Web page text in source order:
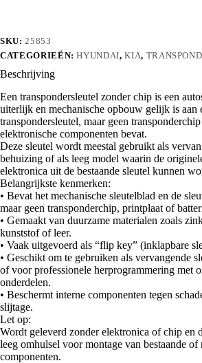
SKU:25853
CATEGORIEËN:HYUNDAI,KIA,
Beschrijving
Een transpondersleutel zonder chip is een
uiterlijk en mechanische opbouw gelijk is aan
transpondersleutel, maar geen
elektronische componenten bevat.
Deze sleutel wordt meestal gebruikt als
behuizing of als leeg model waarin de
elektronica uit de bestaande sleutel kunnen
Belangrijkste kenmerken:
• Bevat het mechanische sleutelblad en de
maar geen transponderchip, printplaat of
• Gemaakt van duurzame materialen zoals
kunststof of leer.
• Vaak uitgevoerd als “flip key” (inklapbare
• Geschikt om te gebruiken als vervangende
of voor professionele herprogrammering met
onderdelen.
• Beschermt interne componenten tegen
slijtage.
Let op:
Wordt geleverd zonder elektronica of chip en
leeg omhulsel voor montage van bestaande of
componenten.